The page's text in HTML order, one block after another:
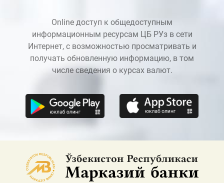
Online доступ к общедоступным
информационным ресурсам ЦБ РУз в сети
Интернет, с возможностью просматривать и
получать обновленную информацию, в том
числе сведения о курсах валют.